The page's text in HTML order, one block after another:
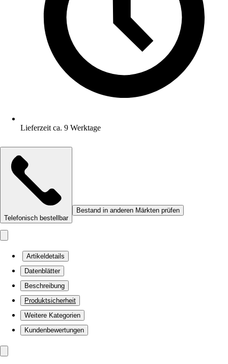
Lieferzeit ca. 9 Werktage
Telefonisch bestellbar
Bestand in anderen Märkten prüfen
Artikeldetails
Datenblätter
Beschreibung
Produktsicherheit
Weitere Kategorien
Kundenbewertungen